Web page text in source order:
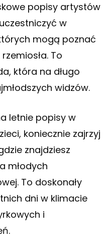
popisy artystów
w
mogą poznać
To
która na długo
widzów.
letnie popisy w
koniecznie zajrzyj
znajdziesz
młodych
To doskonały
dni w klimacie
i